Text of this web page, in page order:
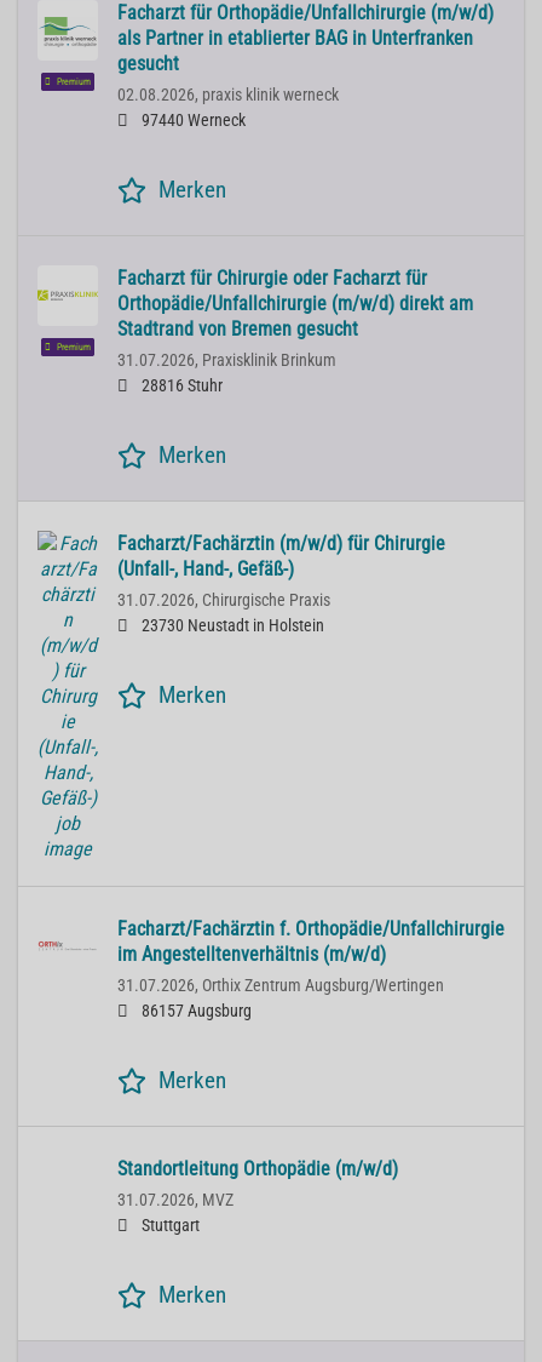
Premium
Facharzt für Orthopädie/Unfallchirurgie (m/w/d)
als Partner in etablierter BAG in Unterfranken
gesucht
02.08.2026, praxis klinik werneck
97440 Werneck
Merken
Premium
Facharzt für Chirurgie oder Facharzt für
Orthopädie/Unfallchirurgie (m/w/d) direkt am
Stadtrand von Bremen gesucht
31.07.2026, Praxisklinik Brinkum
28816 Stuhr
Merken
Facharzt/Fachärztin (m/w/d) für Chirurgie
(Unfall-, Hand-, Gefäß-)
31.07.2026, Chirurgische Praxis
23730 Neustadt in Holstein
Merken
Facharzt/Fachärztin f. Orthopädie/Unfallchirurgie
im Angestelltenverhältnis (m/w/d)
31.07.2026, Orthix Zentrum Augsburg/Wertingen
86157 Augsburg
Merken
Standortleitung Orthopädie (m/w/d)
31.07.2026, MVZ
Stuttgart
Merken